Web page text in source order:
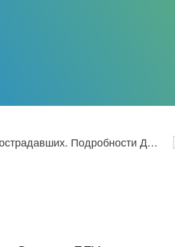
1 погибшая. 10 пострадавших. Подробности ДТП в Улан-Удэ